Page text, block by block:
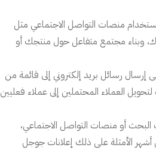
منصات التواصل الاجتماعي مثل
وبناء مجتمع متفاعل حول منتجك أو
إرسال رسائل بريد إلكتروني إلى قائمة من
العملاء المحتملين إلى عملاء فعليين
أو منصات التواصل الاجتماعي،
الأمثلة على ذلك إعلانات جوجل